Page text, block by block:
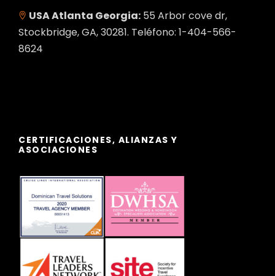
USA Atlanta Georgia: 55 Arbor cove dr,
Stockbridge, GA, 30281. Teléfono: 1-404-566-
8624
CERTIFICACIONES, ALIANZAS Y
ASOCIACIONES